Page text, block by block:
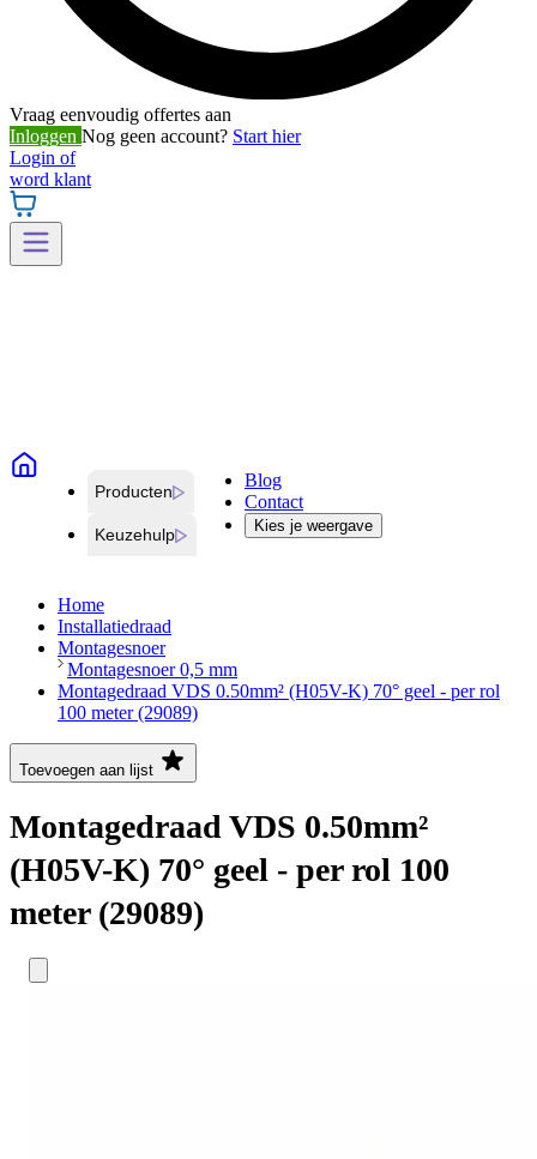
Vraag eenvoudig offertes aan
Inloggen Nog geen account? Start hier
Login of
word klant
Producten
Keuzehulp
Blog
Contact
Kies je weergave
Home
Installatiedraad
Montagesnoer
Montagesnoer 0,5 mm
Montagedraad VDS 0.50mm² (H05V-K) 70° geel - per rol
100 meter (29089)
Toevoegen aan lijst
Montagedraad VDS 0.50mm²
(H05V-K) 70° geel - per rol 100
meter (29089)